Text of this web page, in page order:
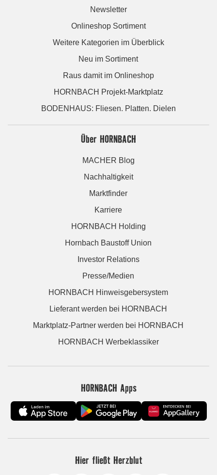
Newsletter
Onlineshop Sortiment
Weitere Kategorien im Überblick
Neu im Sortiment
Raus damit im Onlineshop
HORNBACH Projekt-Marktplatz
BODENHAUS: Fliesen. Platten. Dielen
Über HORNBACH
MACHER Blog
Nachhaltigkeit
Marktfinder
Karriere
HORNBACH Holding
Hornbach Baustoff Union
Investor Relations
Presse/Medien
HORNBACH Hinweisgebersystem
Lieferant werden bei HORNBACH
Marktplatz-Partner werden bei HORNBACH
HORNBACH Werbeklassiker
HORNBACH Apps
Hier fließt Herzblut